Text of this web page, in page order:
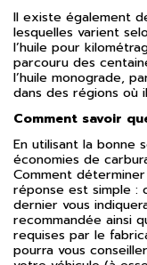
Il existe également
lesquelles varient
l’huile pour
parcouru des
l’huile monograde,
dans des régions où
Comment savoir
En utilisant la bonne
économies de
Comment
réponse est simple :
dernier vous
recommandée ainsi
requises par le
pourra vous